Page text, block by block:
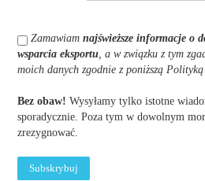
Zamawiamnajświeższe informacje o
wsparcia eksportu, a w związku z tym
moich danych zgodnie z poniższą
Bez obaw! Wysyłamy tylko istotne
sporadycznie. Poza tym w dowolnym
zrezygnować.